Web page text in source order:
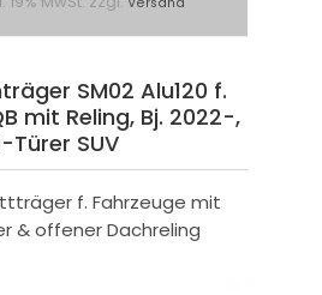
SM02 Alu120 f.
mit Reling, Bj. 2022-,
Türer SUV
f. Fahrzeuge mit
& offener Dachreling